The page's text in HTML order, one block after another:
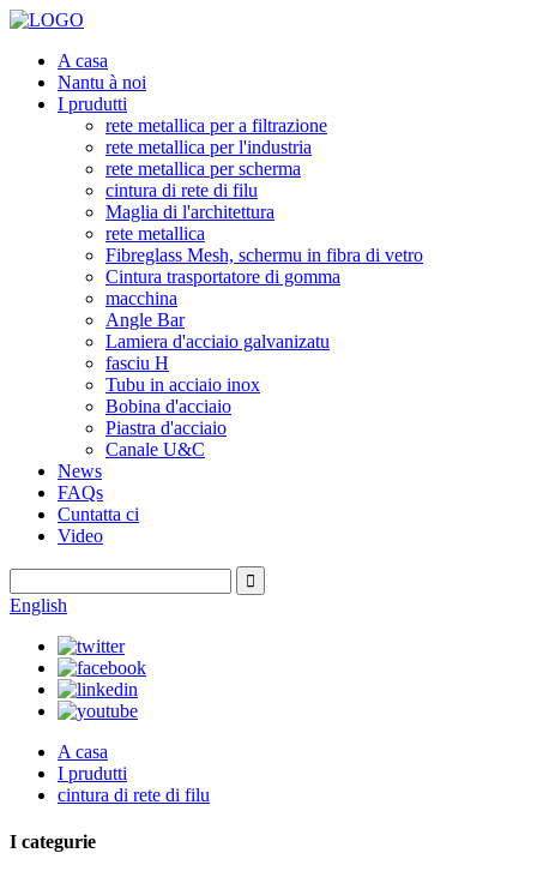
A casa
Nantu à noi
I prudutti
rete metallica per a filtrazione
rete metallica per l'industria
rete metallica per scherma
cintura di rete di filu
Maglia di l'architettura
rete metallica
Fibreglass Mesh, schermu in fibra di vetro
Cintura trasportatore di gomma
macchina
Angle Bar
Lamiera d'acciaio galvanizatu
fasciu H
Tubu in acciaio inox
Bobina d'acciaio
Piastra d'acciaio
Canale U&C
News
FAQs
Cuntatta ci
Video
English
A casa
I prudutti
cintura di rete di filu
I categurie